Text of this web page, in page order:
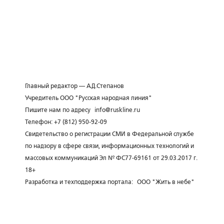
Главный редактор — А.Д.Степанов
Учредитель ООО "Русская народная линия"
Пишите нам по адресу
info@ruskline.ru
Телефон: +7 (812) 950-92-09
Свидетельство о регистрации СМИ в Федеральной службе
по надзору в сфере связи, информационных технологий и
массовых коммуникаций Эл № ФС77-69161 от 29.03.2017 г.
18+
Разработка и техподдержка портала: ООО "Жить в небе"